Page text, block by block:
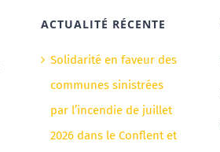
ACTUALITÉ RÉCENTE
Solidarité en faveur des
communes sinistrées
par l’incendie de juillet
2026 dans le Conflent et